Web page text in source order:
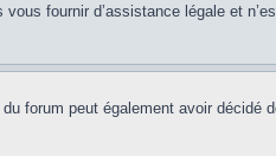
fournir d’assistance légale et
forum peut également avoir décidé